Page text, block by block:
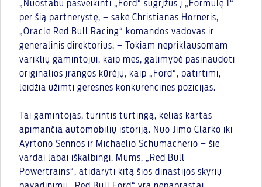
„Nuostabu pasveikinti „Ford“ sugrįžus į „Formulę 1“
per šią partnerystę, – sakė Christianas Horneris,
„Oracle Red Bull Racing“ komandos vadovas ir
generalinis direktorius. – Tokiam nepriklausomam
variklių gamintojui, kaip mes, galimybė pasinaudoti
originalios įrangos kūrėjų, kaip „Ford“, patirtimi,
leidžia užimti geresnes konkurencines pozicijas.
Tai gamintojas, turintis turtingą, kelias kartas
apimančią automobilių istoriją. Nuo Jimo Clarko iki
Ayrtono Sennos ir Michaelio Schumacherio – šie
vardai labai iškalbingi. Mums, „Red Bull
Powertrains“, atidaryti kitą šios dinastijos skyrių